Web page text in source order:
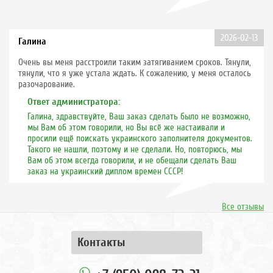
Галина 2026-02-13
Очень вы меня расстроили таким затягиванием сроков. Тянули,
тянули, что я уже устала ждать. К сожалению, у меня осталось
разочарование.
Ответ администратора:
Галина, здравствуйте, Ваш заказ сделать было не возможно,
мы Вам об этом говорили, но Вы всё же настаивали и
просили ещё поискать украинского заполнителя документов.
Такого не нашли, поэтому и не сделали. Но, повторюсь, мы
Вам об этом всегда говорили, и не обещали сделать Ваш
заказ на украинский диплом времен СССР!
Все отзывы
Контакты